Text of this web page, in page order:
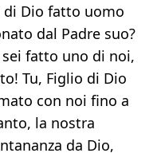
di Dio fatto uomo
dal Padre suo?
fatto uno di noi,
Tu, Figlio di Dio
con noi fino a
la nostra
da Dio,